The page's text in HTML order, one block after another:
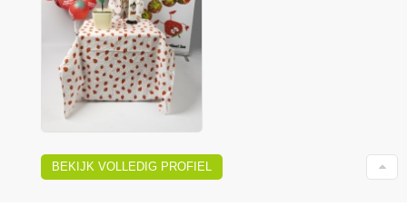
BEKIJK VOLLEDIG PROFIEL